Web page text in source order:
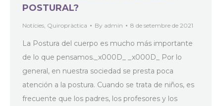
POSTURAL?
Notícies, Quiropràctica By admin 8 de setembre de 2021
La Postura del cuerpo es mucho más importante
de lo que pensamos._x000D_ _x000D_ Por lo
general, en nuestra sociedad se presta poca
atención a la postura. Cuando se trata de niños, es
frecuente que los padres, los profesores y los